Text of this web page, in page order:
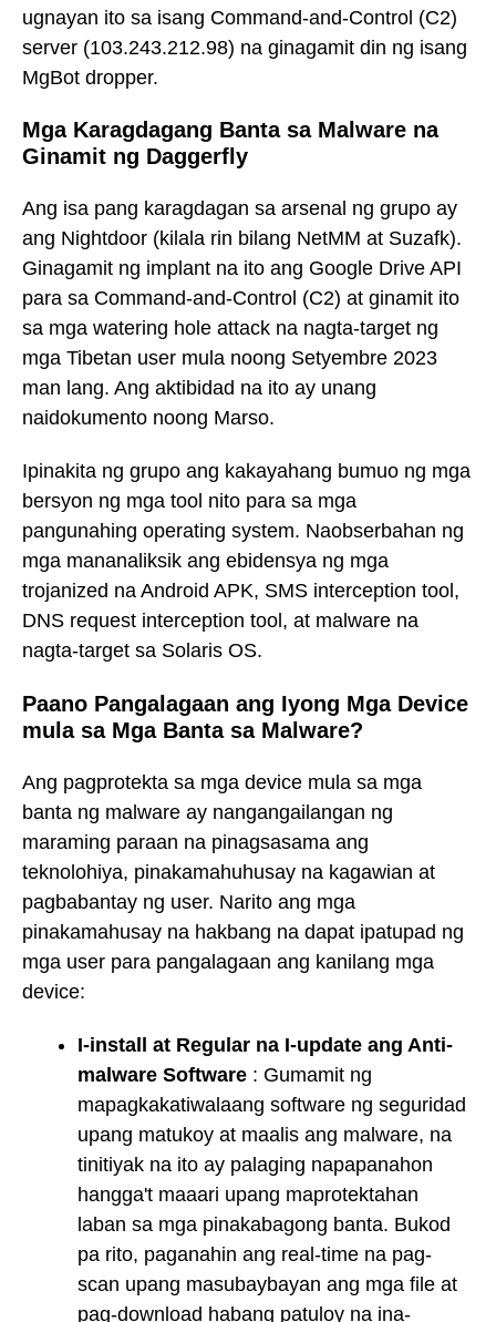
ugnayan ito sa isang Command-and-Control (C2)
server (103.243.212.98) na ginagamit din ng isang
MgBot dropper.
Mga Karagdagang Banta sa Malware na
Ginamit ng Daggerfly
Ang isa pang karagdagan sa arsenal ng grupo ay
ang Nightdoor (kilala rin bilang NetMM at Suzafk).
Ginagamit ng implant na ito ang Google Drive API
para sa Command-and-Control (C2) at ginamit ito
sa mga watering hole attack na nagta-target ng
mga Tibetan user mula noong Setyembre 2023
man lang. Ang aktibidad na ito ay unang
naidokumento noong Marso.
Ipinakita ng grupo ang kakayahang bumuo ng mga
bersyon ng mga tool nito para sa mga
pangunahing operating system. Naobserbahan ng
mga mananaliksik ang ebidensya ng mga
trojanized na Android APK, SMS interception tool,
DNS request interception tool, at malware na
nagta-target sa Solaris OS.
Paano Pangalagaan ang Iyong Mga Device
mula sa Mga Banta sa Malware?
Ang pagprotekta sa mga device mula sa mga
banta ng malware ay nangangailangan ng
maraming paraan na pinagsasama ang
teknolohiya, pinakamahuhusay na kagawian at
pagbabantay ng user. Narito ang mga
pinakamahusay na hakbang na dapat ipatupad ng
mga user para pangalagaan ang kanilang mga
device:
I-install at Regular na I-update ang Anti-
malware Software : Gumamit ng
mapagkakatiwalaang software ng seguridad
upang matukoy at maalis ang malware, na
tinitiyak na ito ay palaging napapanahon
hangga't maaari upang maprotektahan
laban sa mga pinakabagong banta. Bukod
pa rito, paganahin ang real-time na pag-
scan upang masubaybayan ang mga file at
pag-download habang patuloy na ina-